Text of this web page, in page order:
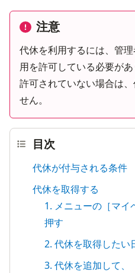
注意
代休を利用するには、管
用を許可している必要があ
許可されていない場合は
せん。
目次
代休が付与される条件
代休を取得する
1. メニューの［マイ
押す
2. 代休を取得したい
3. 代休を追加して、